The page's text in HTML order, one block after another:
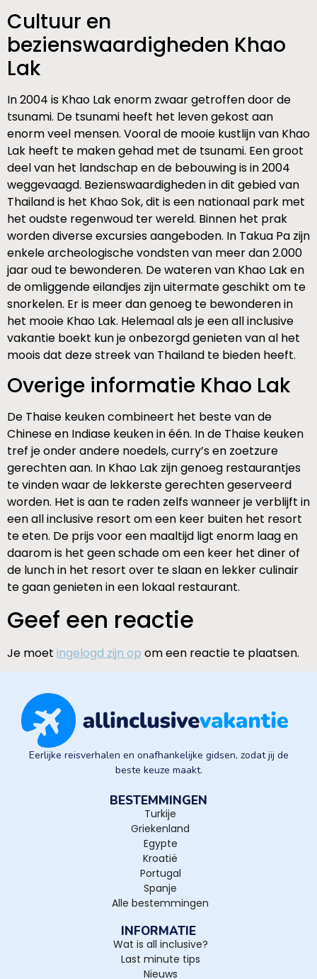
Cultuur en
bezienswaardigheden Khao
Lak
In 2004 is Khao Lak enorm zwaar getroffen door de
tsunami. De tsunami heeft het leven gekost aan
enorm veel mensen. Vooral de mooie kustlijn van Khao
Lak heeft te maken gehad met de tsunami. Een groot
deel van het landschap en de bebouwing is in 2004
weggevaagd. Bezienswaardigheden in dit gebied van
Thailand is het Khao Sok, dit is een nationaal park met
het oudste regenwoud ter wereld. Binnen het prak
worden diverse excursies aangeboden. In Takua Pa zijn
enkele archeologische vondsten van meer dan 2.000
jaar oud te bewonderen. De wateren van Khao Lak en
de omliggende eilandjes zijn uitermate geschikt om te
snorkelen. Er is meer dan genoeg te bewonderen in
het mooie Khao Lak. Helemaal als je een all inclusive
vakantie boekt kun je onbezorgd genieten van al het
moois dat deze streek van Thailand te bieden heeft.
Overige informatie Khao Lak
De Thaise keuken combineert het beste van de
Chinese en Indiase keuken in één. In de Thaise keuken
tref je onder andere noedels, curry’s en zoetzure
gerechten aan. In Khao Lak zijn genoeg restaurantjes
te vinden waar de lekkerste gerechten geserveerd
worden. Het is aan te raden zelfs wanneer je verblijft in
een all inclusive resort om een keer buiten het resort
te eten. De prijs voor een maaltijd ligt enorm laag en
daarom is het geen schade om een keer het diner of
de lunch in het resort over te slaan en lekker culinair
te gaan genieten in een lokaal restaurant.
Geef een reactie
Je moet ingelogd zijn op om een reactie te plaatsen.
Eerlijke reisverhalen en onafhankelijke gidsen, zodat jij de
beste keuze maakt.
BESTEMMINGEN
Turkije
Griekenland
Egypte
Kroatië
Portugal
Spanje
Alle bestemmingen
INFORMATIE
Wat is all inclusive?
Last minute tips
Nieuws